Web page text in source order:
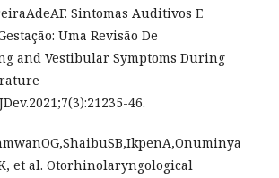
Sintomas Auditivos E
Uma Revisão De
and Vestibular Symptoms During
46.
et al. Otorhinolaryngological